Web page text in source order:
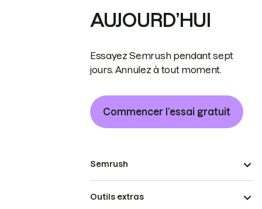
AUJOURD’HUI
Essayez Semrush pendant sept
jours. Annulez à tout moment.
Commencer l’essai gratuit
Semrush
Outils extras